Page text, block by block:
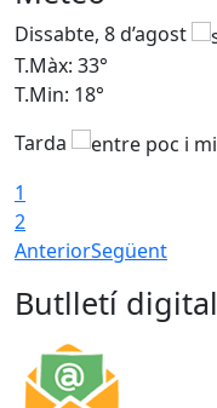
Dissabte, 8 d’agost
T.Màx: 33°
T.Min: 18°
Tarda
1
2
AnteriorSegüent
Butlletí digital